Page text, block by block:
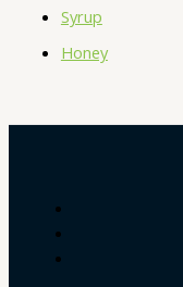
Syrup
Honey